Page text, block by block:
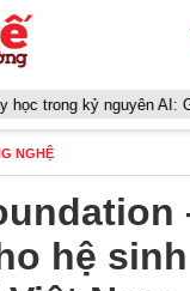
nguyên AI: Giáo viên
NGHỆ
hệ